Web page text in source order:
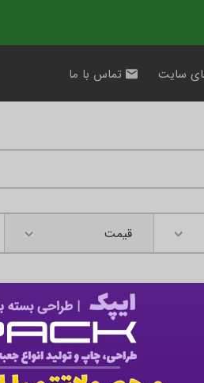
سایت تماس با ما
قیمت